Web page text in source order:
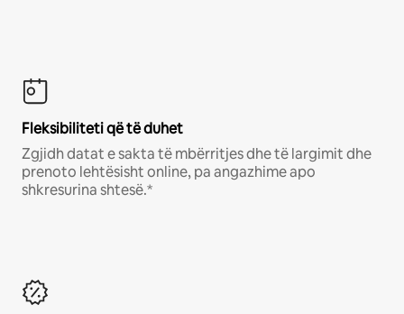
Fleksibiliteti që të duhet
Zgjidh datat e sakta të mbërritjes dhe të largimit dhe
prenoto lehtësisht online, pa angazhime apo
shkresurina shtesë.*